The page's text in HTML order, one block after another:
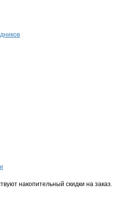
накопительный скидки на заказ.